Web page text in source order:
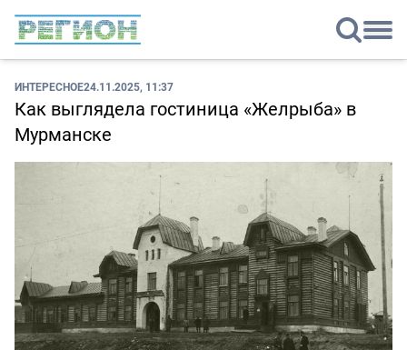
ИНТЕРЕСНОЕ24.11.2025, 11:37
Как выглядела гостиница «Желрыба» в
Мурманске